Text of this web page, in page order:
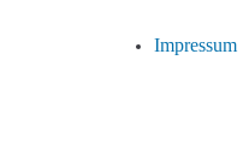
Impressum